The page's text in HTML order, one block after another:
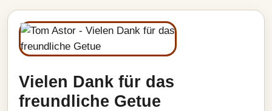
Vielen Dank für das
freundliche Getue